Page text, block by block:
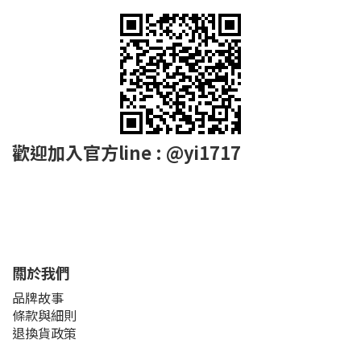
歡迎加入官方line : @yi1717
關於我們
品牌故事
條款與細則
退換貨政策